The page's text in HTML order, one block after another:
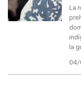
La
la
04/